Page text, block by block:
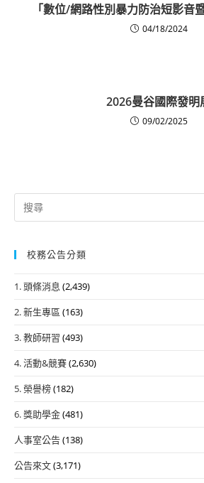
「數位/網路性別暴力防治短影音
04/18/2024
2026曼谷國際發明
09/02/2025
Search
for:
校務公告分類
1. 頭條消息 (2,439)
2. 新生專區 (163)
3. 教師研習 (493)
4. 活動&競賽(2,630)
5. 榮譽榜(182)
6. 獎助學金(481)
人事室公告(138)
公告來文(3,171)